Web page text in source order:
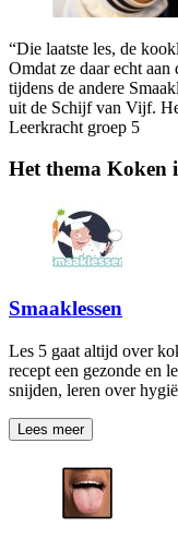
“Die laatste les, de
Omdat ze daar echt
tijdens de andere
uit de Schijf van Vijf.
Leerkracht groep 5
Het thema Koken
Smaaklessen
Les 5 gaat altijd over
recept een gezonde en
snijden, leren over
Lees meer